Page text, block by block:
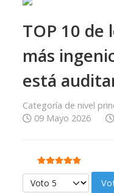
TOP 10 de
más
está
Categoría de nivel
09 Mayo 2026
Ratio:5/5
Por favor, vote